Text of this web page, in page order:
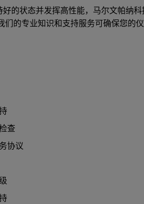
好的状态并发挥高性能，马尔文帕纳科
们的专业知识和支持服务可确保您的仪
查
协议